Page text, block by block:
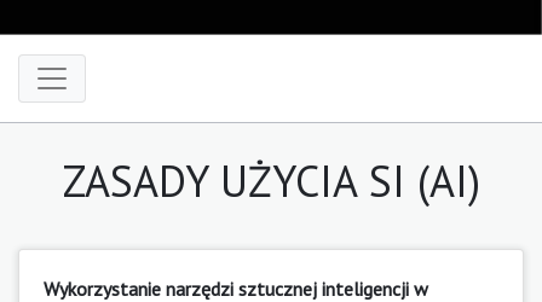
ZASADY UŻYCIA SI (AI)
Wykorzystanie narzędzi sztucznej inteligencji w